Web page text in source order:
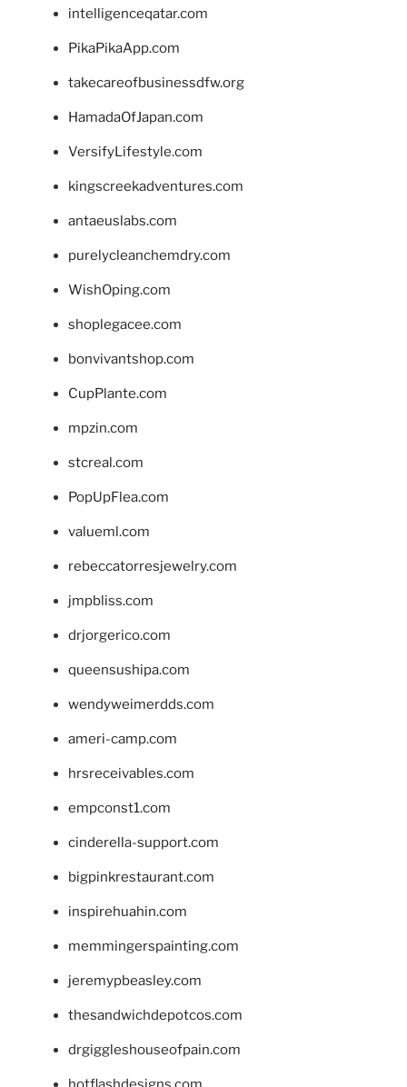
intelligenceqatar.com
PikaPikaApp.com
takecareofbusinessdfw.org
HamadaOfJapan.com
VersifyLifestyle.com
kingscreekadventures.com
antaeuslabs.com
purelycleanchemdry.com
WishOping.com
shoplegacee.com
bonvivantshop.com
CupPlante.com
mpzin.com
stcreal.com
PopUpFlea.com
valueml.com
rebeccatorresjewelry.com
jmpbliss.com
drjorgerico.com
queensushipa.com
wendyweimerdds.com
ameri-camp.com
hrsreceivables.com
empconst1.com
cinderella-support.com
bigpinkrestaurant.com
inspirehuahin.com
memmingerspainting.com
jeremypbeasley.com
thesandwichdepotcos.com
drgiggleshouseofpain.com